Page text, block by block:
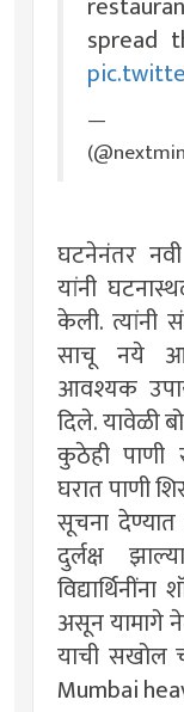
spread
—
घटनेनंतर
यांनी
केली. त्यांनी
साचू नये
आवश्यक
दिले. यावेळी
कुठेही पाणी
घरात पाणी
सूचना
दुर्लक्ष
असून यामागे
याची सखोल
Mumbai